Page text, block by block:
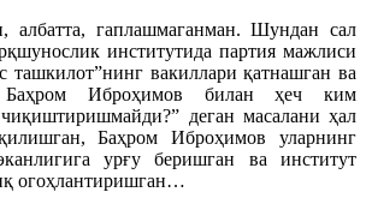
гаплашмаганман. Шундан сал
институтида партия мажлиси
ташкилот”нинг вакиллари қатнашган ва
Баҳром Иброҳимов билан ҳеч ким
деган масалани ҳал
Баҳром Иброҳимов уларнинг
урғу беришган ва институт
огоҳлантиришган…